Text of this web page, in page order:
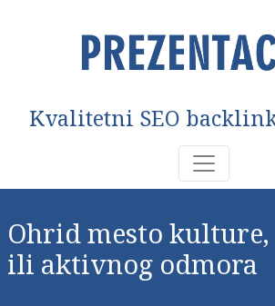
Kvalitetni SEO
Ohrid mesto
ili aktivnog odmora